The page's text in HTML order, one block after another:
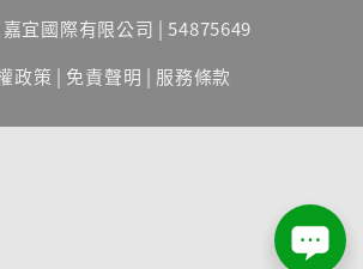
宜國際有限公司 | 54875649
政策 | 免責聲明 | 服務條款